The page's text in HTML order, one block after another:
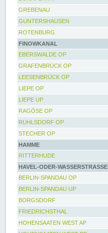
GREBENAU
GUNTERSHAUSEN
ROTENBURG
FINOWKANAL
EBERSWALDE OP
GRAFENBRÜCK OP
LEESENBRÜCK OP
LIEPE OP
LIEPE UP
RAGÖSE OP
RUHLSDORF OP
STECHER OP
HAMME
RITTERHUDE
HAVEL-ODER-WASSERSTRASSE
BERLIN-SPANDAU OP
BERLIN-SPANDAU UP
BORGSDORF
FRIEDRICHSTHAL
HOHENSAATEN WEST AP